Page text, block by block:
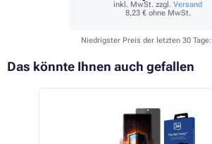
inkl. MwSt. zzgl. Versand
8,23 €ohne MwSt.
Niedrigster Preis der letzten 30 Tage:
Das könnte Ihnen auch gefallen